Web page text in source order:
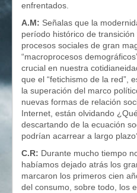
enfrentados.
A.M: Señalas que la
período histórico de
procesos sociales de gran
“macroprocesos
crucial en nuestra
que el “fetichismo de la red”,
la superación del marco
nuevas formas de relación
Internet, están olvidando
descartando de la ecuación
podrían acarrear a largo
C.R: Durante mucho tiempo
habíamos dejado atrás los
marcaron los primeros cien
del consumo, sobre todo, los